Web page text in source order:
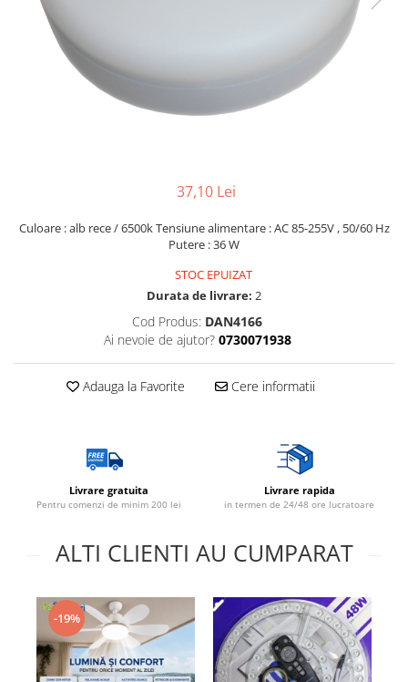
Lampi solare
Corpuri de iluminat
Spoturi LED
Corpuri Led - industriale
Aplice de perete interior,
Spoturi led pe sina
Aparataj şi accesorii
Bară alimentare nul
Cap prelungitor
Conectoare
electrice/Morsete/reglete
37,10 Lei
Culoare : alb rece / 6500k Tensiune alimentare : AC 85-255V , 50/60 Hz
Putere : 36 W
STOC EPUIZAT
Durata de livrare: 2
Cod Produs: DAN4166
Ai nevoie de ajutor? 0730071938
Adauga la Favorite Cere informatii
Livrare gratuita
Pentru comenzi de minim 200 lei
Livrare rapida
in termen de 24/48 ore lucratoare
ALTI CLIENTI AU CUMPARAT
-19%